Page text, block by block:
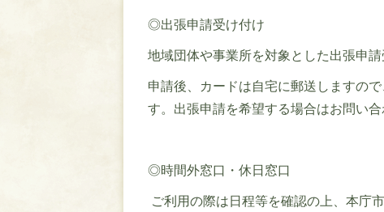
◎出張申請受け付け
地域団体や事業所を対象とした出張申
申請後、カードは自宅に郵送しますの
す。出張申請を希望する場合はお問い合
◎時間外窓口・休日窓口
ご利用の際は日程等を確認の上、本庁